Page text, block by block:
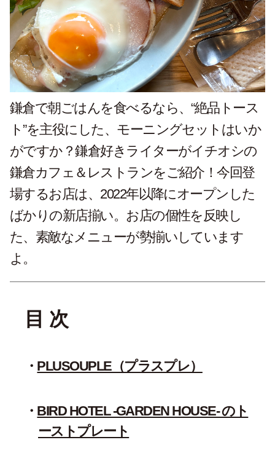
鎌倉で朝ごはんを食べるなら、“絶品トース
ト”を主役にした、モーニングセットはいか
がですか？鎌倉好きライターがイチオシの
鎌倉カフェ＆レストランをご紹介！今回登
場するお店は、2022年以降にオープンした
ばかりの新店揃い。お店の個性を反映し
た、素敵なメニューが勢揃いしています
よ。
目 次
PLUSOUPLE（プラスプレ）
BIRD HOTEL -GARDEN HOUSE- のト
ーストプレート